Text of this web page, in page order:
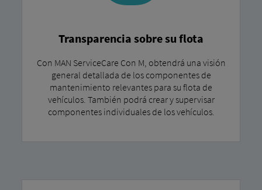
Transparencia sobre su flota
Con MAN ServiceCare Con M, obtendrá una visión
general detallada de los componentes de
mantenimiento relevantes para su flota de
vehículos. También podrá crear y supervisar
componentes individuales de los vehículos.